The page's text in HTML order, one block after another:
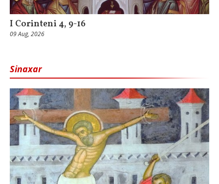
I Corinteni 4, 9-16
09 Aug, 2026
Sinaxar